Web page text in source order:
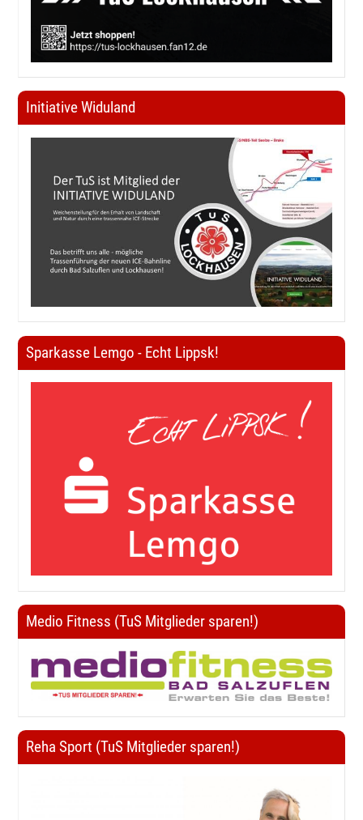
Initiative Widuland
Sparkasse Lemgo - Echt Lippsk!
Medio Fitness (TuS Mitglieder sparen!)
Reha Sport (TuS Mitglieder sparen!)